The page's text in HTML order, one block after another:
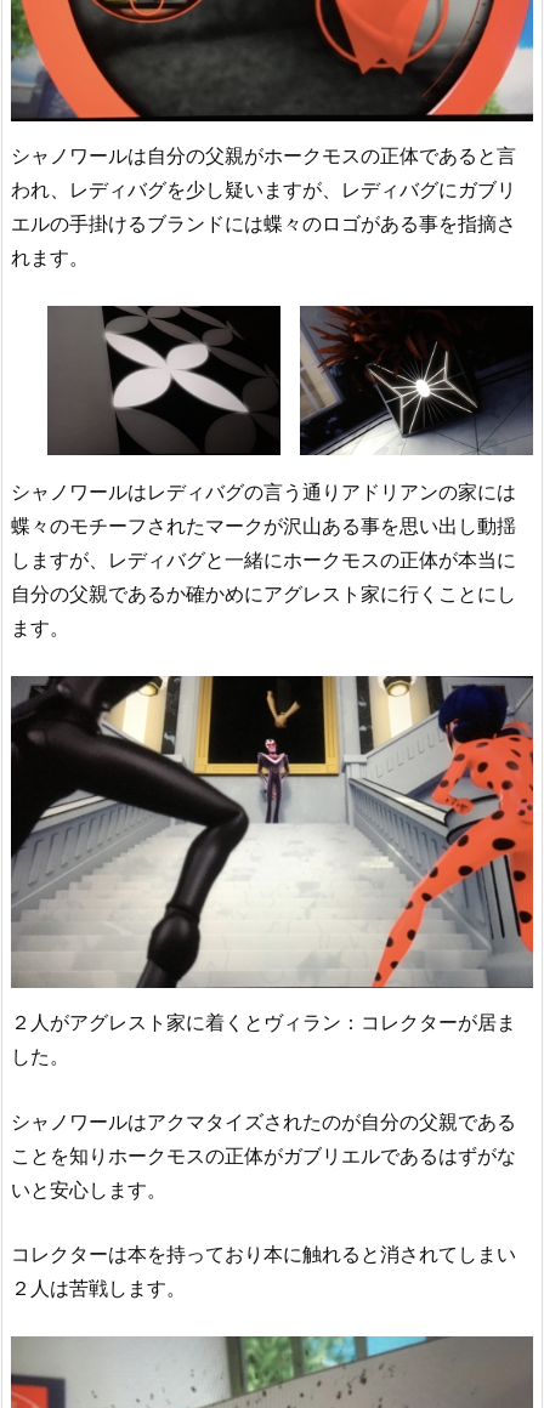
シャノワールは自分の父親がホークモスの正体であると言
われ、レディバグを少し疑いますが、レディバグにガブリ
エルの手掛けるブランドには蝶々のロゴがある事を指摘さ
れます。
シャノワールはレディバグの言う通りアドリアンの家には
蝶々のモチーフされたマークが沢山ある事を思い出し動揺
しますが、レディバグと一緒にホークモスの正体が本当に
自分の父親であるか確かめにアグレスト家に行くことにし
ます。
２人がアグレスト家に着くとヴィラン：コレクターが居ま
した。
シャノワールはアクマタイズされたのが自分の父親である
ことを知りホークモスの正体がガブリエルであるはずがな
いと安心します。
コレクターは本を持っており本に触れると消されてしまい
２人は苦戦します。